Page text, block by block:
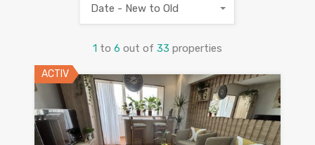
1 to 6 out of 33 properties
Date - New to Old
ACTIV